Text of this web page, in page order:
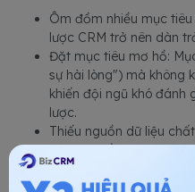
Ôm đồm nhiều mục
lược CRM trở nên dàn
Đặt mục tiêu mơ hồ:
sự hài lòng") mà không
khiến đội ngũ khó đánh
lược.
Thiếu nguồn dữ liệu
vá hoặc nằm phân tán
hưởng đến hiệu quả
khách hàng mục tiêu.